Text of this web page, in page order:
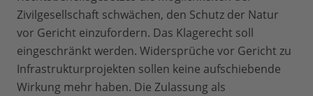
Zivilgesellschaft schwächen, den Schutz der Natur
vor Gericht einzufordern. Das Klagerecht soll
eingeschränkt werden. Widersprüche vor Gericht zu
Infrastrukturprojekten sollen keine aufschiebende
Wirkung mehr haben. Die Zulassung als